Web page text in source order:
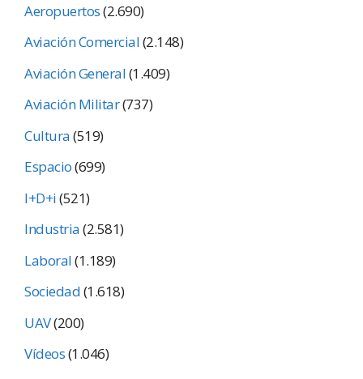
Aeropuertos(2.690)
Aviación Comercial(2.148)
Aviación General(1.409)
Aviación Militar(737)
Cultura(519)
Espacio(699)
I+D+i(521)
Industria(2.581)
Laboral(1.189)
Sociedad(1.618)
UAV(200)
Vídeos(1.046)